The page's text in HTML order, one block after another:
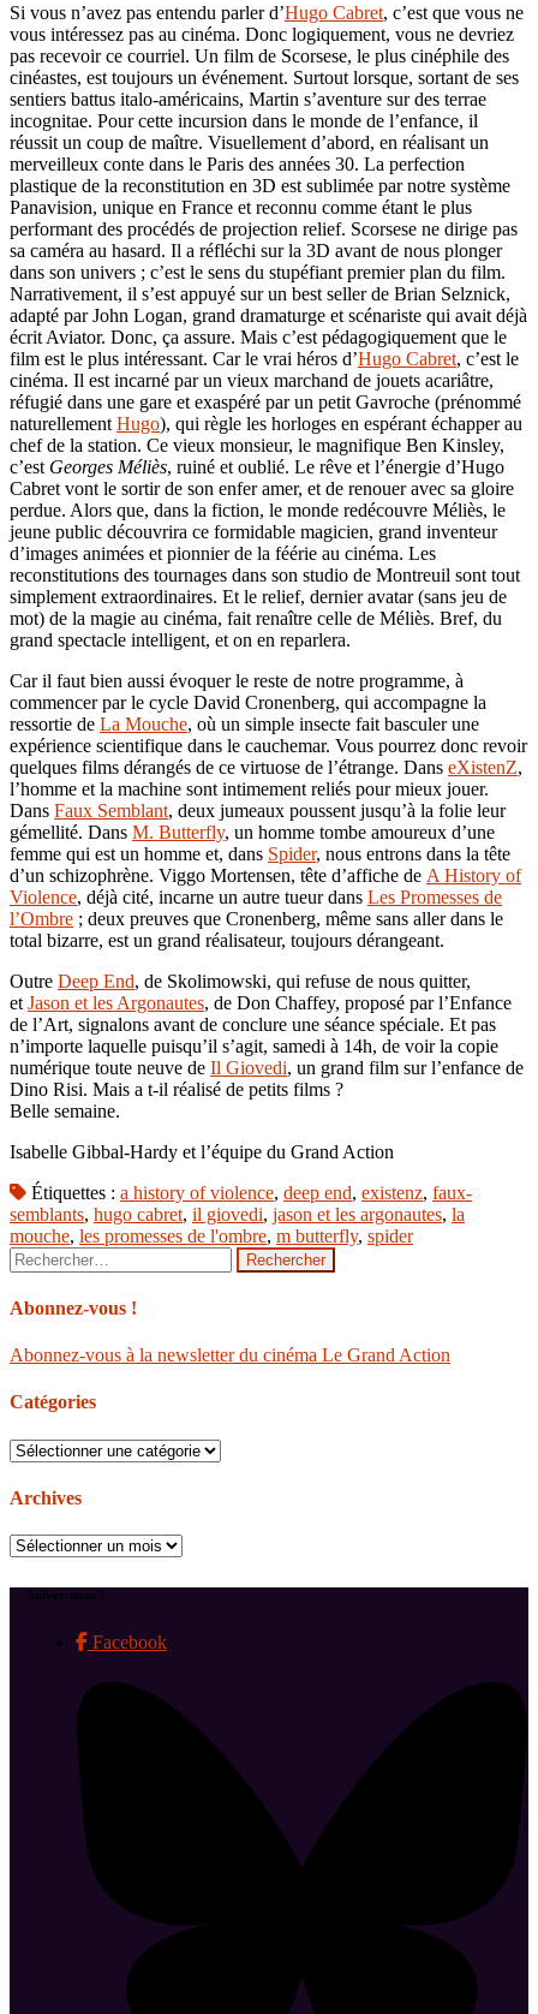
Si vous n’avez pas entendu parler d’Hugo Cabret, c’est que vous ne
vous intéressez pas au cinéma. Donc logiquement, vous ne devriez
pas recevoir ce courriel. Un film de Scorsese, le plus cinéphile des
cinéastes, est toujours un événement. Surtout lorsque, sortant de ses
sentiers battus italo-américains, Martin s’aventure sur des terrae
incognitae. Pour cette incursion dans le monde de l’enfance, il
réussit un coup de maître. Visuellement d’abord, en réalisant un
merveilleux conte dans le Paris des années 30. La perfection
plastique de la reconstitution en 3D est sublimée par notre système
Panavision, unique en France et reconnu comme étant le plus
performant des procédés de projection relief. Scorsese ne dirige pas
sa caméra au hasard. Il a réfléchi sur la 3D avant de nous plonger
dans son univers ; c’est le sens du stupéfiant premier plan du film.
Narrativement, il s’est appuyé sur un best seller de Brian Selznick,
adapté par John Logan, grand dramaturge et scénariste qui avait déjà
écrit Aviator. Donc, ça assure. Mais c’est pédagogiquement que le
film est le plus intéressant. Car le vrai héros d’Hugo Cabret, c’est le
cinéma. Il est incarné par un vieux marchand de jouets acariâtre,
réfugié dans une gare et exaspéré par un petit Gavroche (prénommé
naturellement Hugo), qui règle les horloges en espérant échapper au
chef de la station. Ce vieux monsieur, le magnifique Ben Kinsley,
c’est Georges Méliès, ruiné et oublié. Le rêve et l’énergie d’Hugo
Cabret vont le sortir de son enfer amer, et de renouer avec sa gloire
perdue. Alors que, dans la fiction, le monde redécouvre Méliès, le
jeune public découvrira ce formidable magicien, grand inventeur
d’images animées et pionnier de la féérie au cinéma. Les
reconstitutions des tournages dans son studio de Montreuil sont tout
simplement extraordinaires. Et le relief, dernier avatar (sans jeu de
mot) de la magie au cinéma, fait renaître celle de Méliès. Bref, du
grand spectacle intelligent, et on en reparlera.
Car il faut bien aussi évoquer le reste de notre programme, à
commencer par le cycle David Cronenberg, qui accompagne la
ressortie de La Mouche, où un simple insecte fait basculer une
expérience scientifique dans le cauchemar. Vous pourrez donc revoir
quelques films dérangés de ce virtuose de l’étrange. Dans eXistenZ,
l’homme et la machine sont intimement reliés pour mieux jouer.
Dans Faux Semblant, deux jumeaux poussent jusqu’à la folie leur
gémellité. Dans M. Butterfly, un homme tombe amoureux d’une
femme qui est un homme et, dans Spider, nous entrons dans la tête
d’un schizophrène. Viggo Mortensen, tête d’affiche de A History of
Violence, déjà cité, incarne un autre tueur dans Les Promesses de
l’Ombre ; deux preuves que Cronenberg, même sans aller dans le
total bizarre, est un grand réalisateur, toujours dérangeant.
Outre Deep End, de Skolimowski, qui refuse de nous quitter,
et Jason et les Argonautes, de Don Chaffey, proposé par l’Enfance
de l’Art, signalons avant de conclure une séance spéciale. Et pas
n’importe laquelle puisqu’il s’agit, samedi à 14h, de voir la copie
numérique toute neuve de Il Giovedi, un grand film sur l’enfance de
Dino Risi. Mais a t-il réalisé de petits films ?
Belle semaine.
Isabelle Gibbal-Hardy et l’équipe du Grand Action
Étiquettes : a history of violence, deep end, existenz, faux-
semblants, hugo cabret, il giovedi, jason et les argonautes, la
mouche, les promesses de l'ombre, m butterfly, spider
Rechercher :
Abonnez-vous !
Abonnez-vous à la newsletter du cinéma Le Grand Action
Catégories
Catégories
Archives
Archives
Suivez-nous !
Facebook